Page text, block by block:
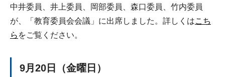
中井委員、井上委員、岡部委員、森口委員、竹内委員
が、「教育委員会会議」に出席しました。詳しくはこち
ら をご覧ください。
9月20日（金曜日）